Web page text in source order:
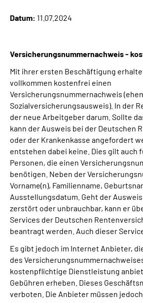
Über uns & Presse
Suche
Language
Inhalte in Gebärdensprache (DGS)
Leichte Sprache
Mein
Datum: 11.07.2024
Versicherungsnummernachweis -
Mit ihrer ersten Beschäftigung
vollkommen kostenfrei einen
Versicherungsnummernachweis
Sozialversicherungsausweis). In der
der neue Arbeitgeber darum. Sollte
kann der Ausweis bei der Deutschen
oder der Krankenkasse angefordert
entstehen dabei keine. Dies gilt auch
Personen, die einen
benötigen. Neben der
Vorname(n), Familienname,
Ausstellungsdatum. Geht der
zerstört oder unbrauchbar, kann er
Services der Deutschen
beantragt werden. Auch dieser
Es gibt jedoch im Internet Anbieter,
des
kostenpflichtige Dienstleistung
Gebühren erheben. Dieses
verboten. Die Anbieter müssen